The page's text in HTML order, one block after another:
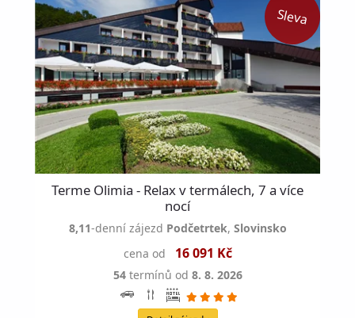
Terme Olimia - Relax v termálech, 7 a více
nocí
8,11-denní zájezd Podčetrtek, Slovinsko
cena od
16 091 Kč
54termínů od 8. 8. 2026